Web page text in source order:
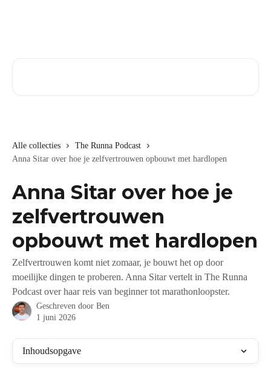
Alle collecties
The Runna Podcast
Anna Sitar over hoe je zelfvertrouwen opbouwt met hardlopen
Anna Sitar over hoe je
zelfvertrouwen
opbouwt met hardlopen
Zelfvertrouwen komt niet zomaar, je bouwt het op door
moeilijke dingen te proberen. Anna Sitar vertelt in The Runna
Podcast over haar reis van beginner tot marathonloopster.
Geschreven door Ben
1 juni 2026
Inhoudsopgave